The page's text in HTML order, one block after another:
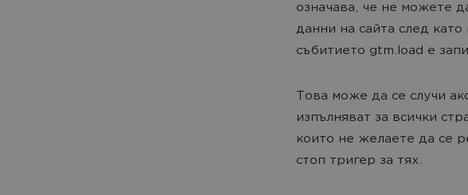
означава, че не можете
данни на сайта след
събитието gtm.load е
Това може да се случи
изпълняват за всички
които не желаете да се
стоп тригер за тях.